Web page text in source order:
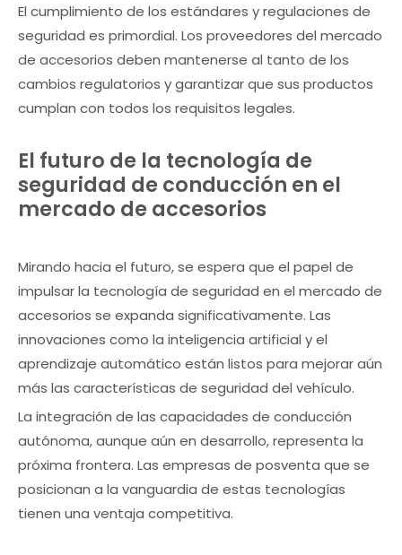
El cumplimiento de los estándares y regulaciones de
seguridad es primordial. Los proveedores del mercado
de accesorios deben mantenerse al tanto de los
cambios regulatorios y garantizar que sus productos
cumplan con todos los requisitos legales.
El futuro de la tecnología de
seguridad de conducción en el
mercado de accesorios
Mirando hacia el futuro, se espera que el papel de
impulsar la tecnología de seguridad en el mercado de
accesorios se expanda significativamente. Las
innovaciones como la inteligencia artificial y el
aprendizaje automático están listos para mejorar aún
más las características de seguridad del vehículo.
La integración de las capacidades de conducción
autónoma, aunque aún en desarrollo, representa la
próxima frontera. Las empresas de posventa que se
posicionan a la vanguardia de estas tecnologías
tienen una ventaja competitiva.